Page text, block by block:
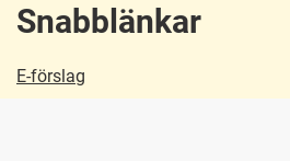
Snabblänkar
E-förslag